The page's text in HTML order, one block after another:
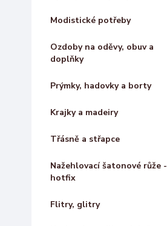
Modistické potřeby
Ozdoby na oděvy, obuv a
doplňky
Prýmky, hadovky a borty
Krajky a madeiry
Třásně a střapce
Nažehlovací šatonové růže -
hotfix
Flitry, glitry